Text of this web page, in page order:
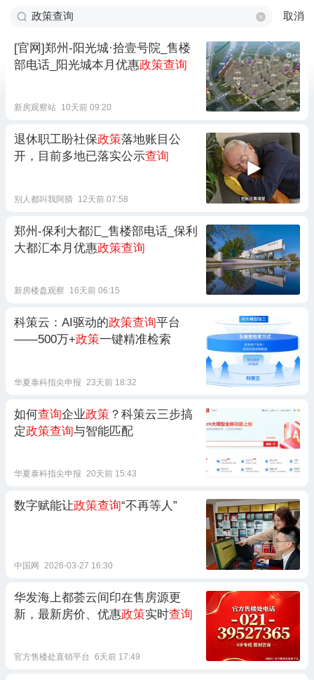
取消
[官网]郑州-阳光城·拾壹号院_售楼
部电话_阳光城本月优惠政策查询
新房观察站 10天前 09:20
退休职工盼社保政策落地账目公
开，目前多地已落实公示查询
别人都叫我阿腈 12天前 07:58
郑州-保利大都汇_售楼部电话_保利
大都汇本月优惠政策查询
新房楼盘观察 16天前 06:15
科策云：AI驱动的政策查询平台
——500万+政策一键精准检索
华夏泰科指尖申报 23天前 18:32
如何查询企业政策 ？科策云三步搞
定政策查询与智能匹配
华夏泰科指尖申报 20天前 15:43
数字赋能让政策查询“不再等人”
中国网 2026-03-27 16:30
华发海上都荟云间印在售房源更
新，最新房价、优惠政策实时查询
官方售楼处直销平台 6天前 17:49